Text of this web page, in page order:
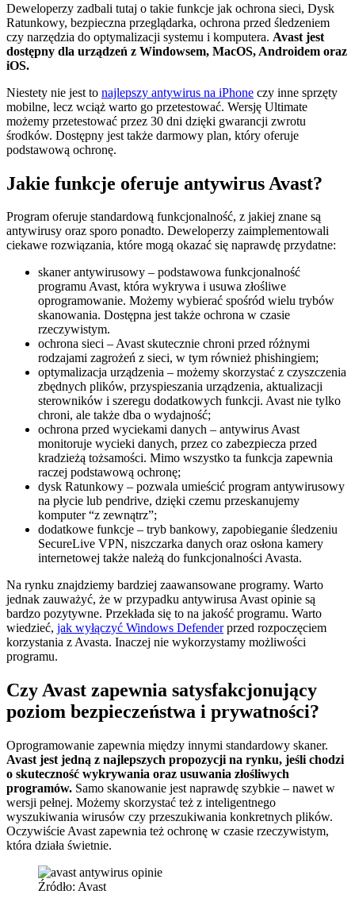
Deweloperzy zadbali tutaj o takie funkcje jak ochrona sieci, Dysk
Ratunkowy, bezpieczna przeglądarka, ochrona przed śledzeniem
czy narzędzia do optymalizacji systemu i komputera. Avast jest
dostępny dla urządzeń z Windowsem, MacOS, Androidem oraz
iOS.
Niestety nie jest to najlepszy antywirus na iPhone czy inne sprzęty
mobilne, lecz wciąż warto go przetestować. Wersję Ultimate
możemy przetestować przez 30 dni dzięki gwarancji zwrotu
środków. Dostępny jest także darmowy plan, który oferuje
podstawową ochronę.
Jakie funkcje oferuje antywirus Avast?
Program oferuje standardową funkcjonalność, z jakiej znane są
antywirusy oraz sporo ponadto. Deweloperzy zaimplementowali
ciekawe rozwiązania, które mogą okazać się naprawdę przydatne:
skaner antywirusowy – podstawowa funkcjonalność
programu Avast, która wykrywa i usuwa złośliwe
oprogramowanie. Możemy wybierać spośród wielu trybów
skanowania. Dostępna jest także ochrona w czasie
rzeczywistym.
ochrona sieci – Avast skutecznie chroni przed różnymi
rodzajami zagrożeń z sieci, w tym również phishingiem;
optymalizacja urządzenia – możemy skorzystać z czyszczenia
zbędnych plików, przyspieszania urządzenia, aktualizacji
sterowników i szeregu dodatkowych funkcji. Avast nie tylko
chroni, ale także dba o wydajność;
ochrona przed wyciekami danych – antywirus Avast
monitoruje wycieki danych, przez co zabezpiecza przed
kradzieżą tożsamości. Mimo wszystko ta funkcja zapewnia
raczej podstawową ochronę;
dysk Ratunkowy – pozwala umieścić program antywirusowy
na płycie lub pendrive, dzięki czemu przeskanujemy
komputer “z zewnątrz”;
dodatkowe funkcje – tryb bankowy, zapobieganie śledzeniu
SecureLive VPN, niszczarka danych oraz osłona kamery
internetowej także należą do funkcjonalności Avasta.
Na rynku znajdziemy bardziej zaawansowane programy. Warto
jednak zauważyć, że w przypadku antywirusa Avast opinie są
bardzo pozytywne. Przekłada się to na jakość programu. Warto
wiedzieć, jak wyłączyć Windows Defenderprzed rozpoczęciem
korzystania z Avasta. Inaczej nie wykorzystamy możliwości
programu.
Czy Avast zapewnia satysfakcjonujący
poziom bezpieczeństwa i prywatności?
Oprogramowanie zapewnia między innymi standardowy skaner.
Avast jest jedną z najlepszych propozycji na rynku, jeśli chodzi
o skuteczność wykrywania oraz usuwania złośliwych
programów. Samo skanowanie jest naprawdę szybkie – nawet w
wersji pełnej. Możemy skorzystać też z inteligentnego
wyszukiwania wirusów czy przeszukiwania konkretnych plików.
Oczywiście Avast zapewnia też ochronę w czasie rzeczywistym,
która działa świetnie.
Źródło: Avast